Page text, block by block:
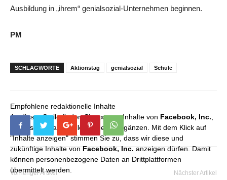
Ausbildung in „ihrem“ genialsozial-Unternehmen beginnen.
PM
SCHLAGWORTE Aktionstag genialsozial Schule
Empfohlene redaktionelle Inhalte
An dieser Stelle finden Sie externe Inhalte von Facebook, Inc.
die unser redaktionelles Angebot ergänzen. Mit dem Klick auf
"Inhalte anzeigen" stimmen Sie zu, dass wir diese und
zukünftige Inhalte von Facebook, Inc. anzeigen dürfen. Damit
können personenbezogene Daten an Drittplattformen
übermittelt werden.
Vorheriger Artikel Nächster Artikel